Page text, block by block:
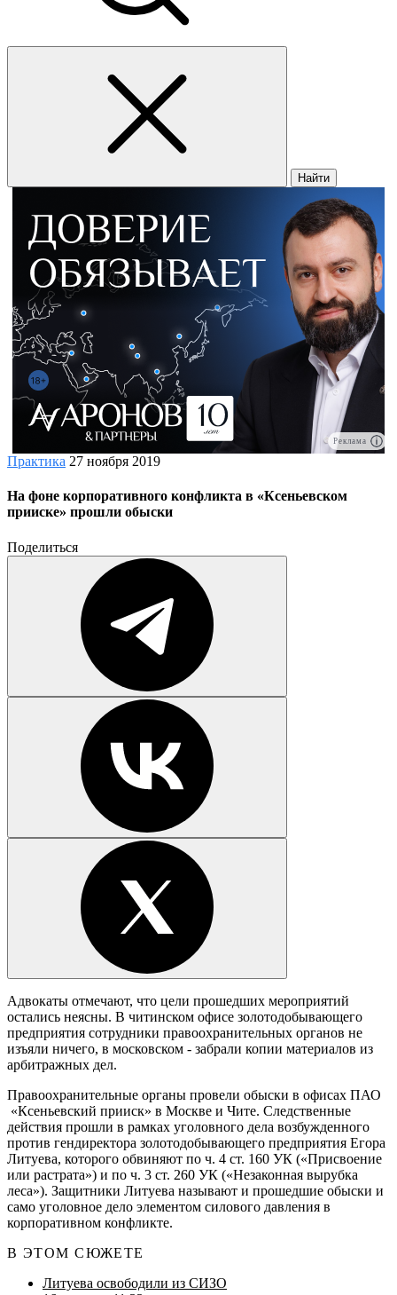
Найти
Реклама
Практика 27 ноября 2019
На фоне корпоративного конфликта в «Ксеньевском
прииске» прошли обыски
Поделиться
Адвокаты отмечают, что цели прошедших мероприятий
остались неясны. В читинском офисе золотодобывающего
предприятия сотрудники правоохранительных органов не
изъяли ничего, в московском - забрали копии материалов из
арбитражных дел.
Правоохранительные органы провели обыски в офисах ПАО
«Ксеньевский прииск» в Москве и Чите. Следственные
действия прошли в рамках уголовного дела возбужденного
против гендиректора золотодобывающего предприятия Егора
Литуева, которого обвиняют по ч. 4 ст. 160 УК («Присвоение
или растрата») и по ч. 3 ст. 260 УК («Незаконная вырубка
леса»). Защитники Литуева называют и прошедшие обыски и
само уголовное дело элементом силового давления в
корпоративном конфликте.
В ЭТОМ СЮЖЕТЕ
Литуева освободили из СИЗО